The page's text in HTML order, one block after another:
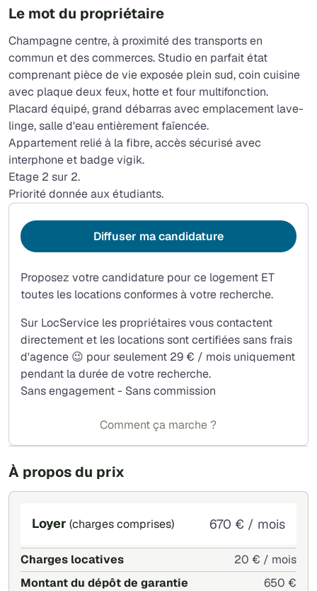
Le mot du propriétaire
Champagne centre, à proximité des transports en
commun et des commerces. Studio en parfait état
comprenant pièce de vie exposée plein sud, coin cuisine
avec plaque deux feux, hotte et four multifonction.
Placard équipé, grand débarras avec emplacement lave-
linge, salle d'eau entièrement faïencée.
Appartement relié à la fibre, accès sécurisé avec
interphone et badge vigik.
Etage 2 sur 2.
Priorité donnée aux étudiants.
À propos du prix
Loyer (charges comprises) 670 € / mois
Charges locatives
20 € / mois
Montant du dépôt de garantie
650 €
Proposez votre candidature pour ce logement ET
toutes les locations conformes à votre recherche.
Sur LocService les propriétaires vous contactent
directement et les locations sont certifiées sans frais
d'agence 😉 pour seulement 29 € / mois uniquement
pendant la durée de votre recherche.
Sans engagement - Sans commission
Diffuser ma candidature
Comment ça marche ?